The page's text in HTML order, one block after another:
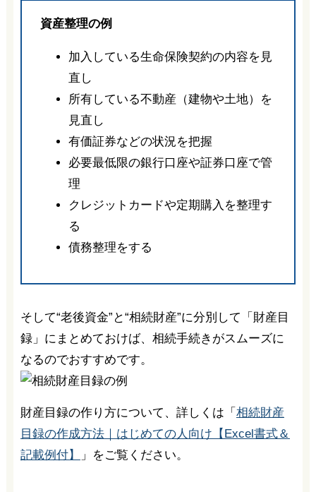
資産整理の例
加入している生命保険契約の内容を見
直し
所有している不動産（建物や土地）を
見直し
有価証券などの状況を把握
必要最低限の銀行口座や証券口座で管
理
クレジットカードや定期購入を整理す
る
債務整理をする
そして“老後資金”と“相続財産”に分別して「財産目
録」にまとめておけば、相続手続きがスムーズに
なるのでおすすめです。
財産目録の作り方について、詳しくは「 相続財産
目録の作成方法｜はじめての人向け【Excel書式＆
記載例付】
」をご覧ください。